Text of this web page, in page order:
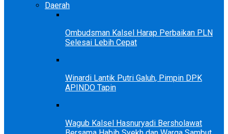
Daerah
Ombudsman Kalsel Harap Perbaikan PLN
Selesai Lebih Cepat
Winardi Lantik Putri Galuh, Pimpin DPK
APINDO Tapin
Wagub Kalsel Hasnuryadi Bersholawat